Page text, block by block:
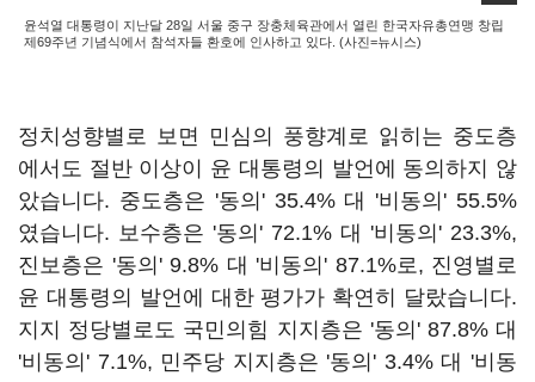
윤석열 대통령이 지난달 28일 서울 중구 장충체육관에서 열린 한국자유총연맹 창립
제69주년 기념식에서 참석자들 환호에 인사하고 있다. (사진=뉴시스)
정치성향별로 보면 민심의 풍향계로 읽히는 중도층
에서도 절반 이상이 윤 대통령의 발언에 동의하지 않
았습니다. 중도층은 '동의' 35.4% 대 '비동의' 55.5%
였습니다. 보수층은 '동의' 72.1% 대 '비동의' 23.3%,
진보층은 '동의' 9.8% 대 '비동의' 87.1%로, 진영별로
윤 대통령의 발언에 대한 평가가 확연히 달랐습니다.
지지 정당별로도 국민의힘 지지층은 '동의' 87.8% 대
'비동의' 7.1%, 민주당 지지층은 '동의' 3.4% 대 '비동